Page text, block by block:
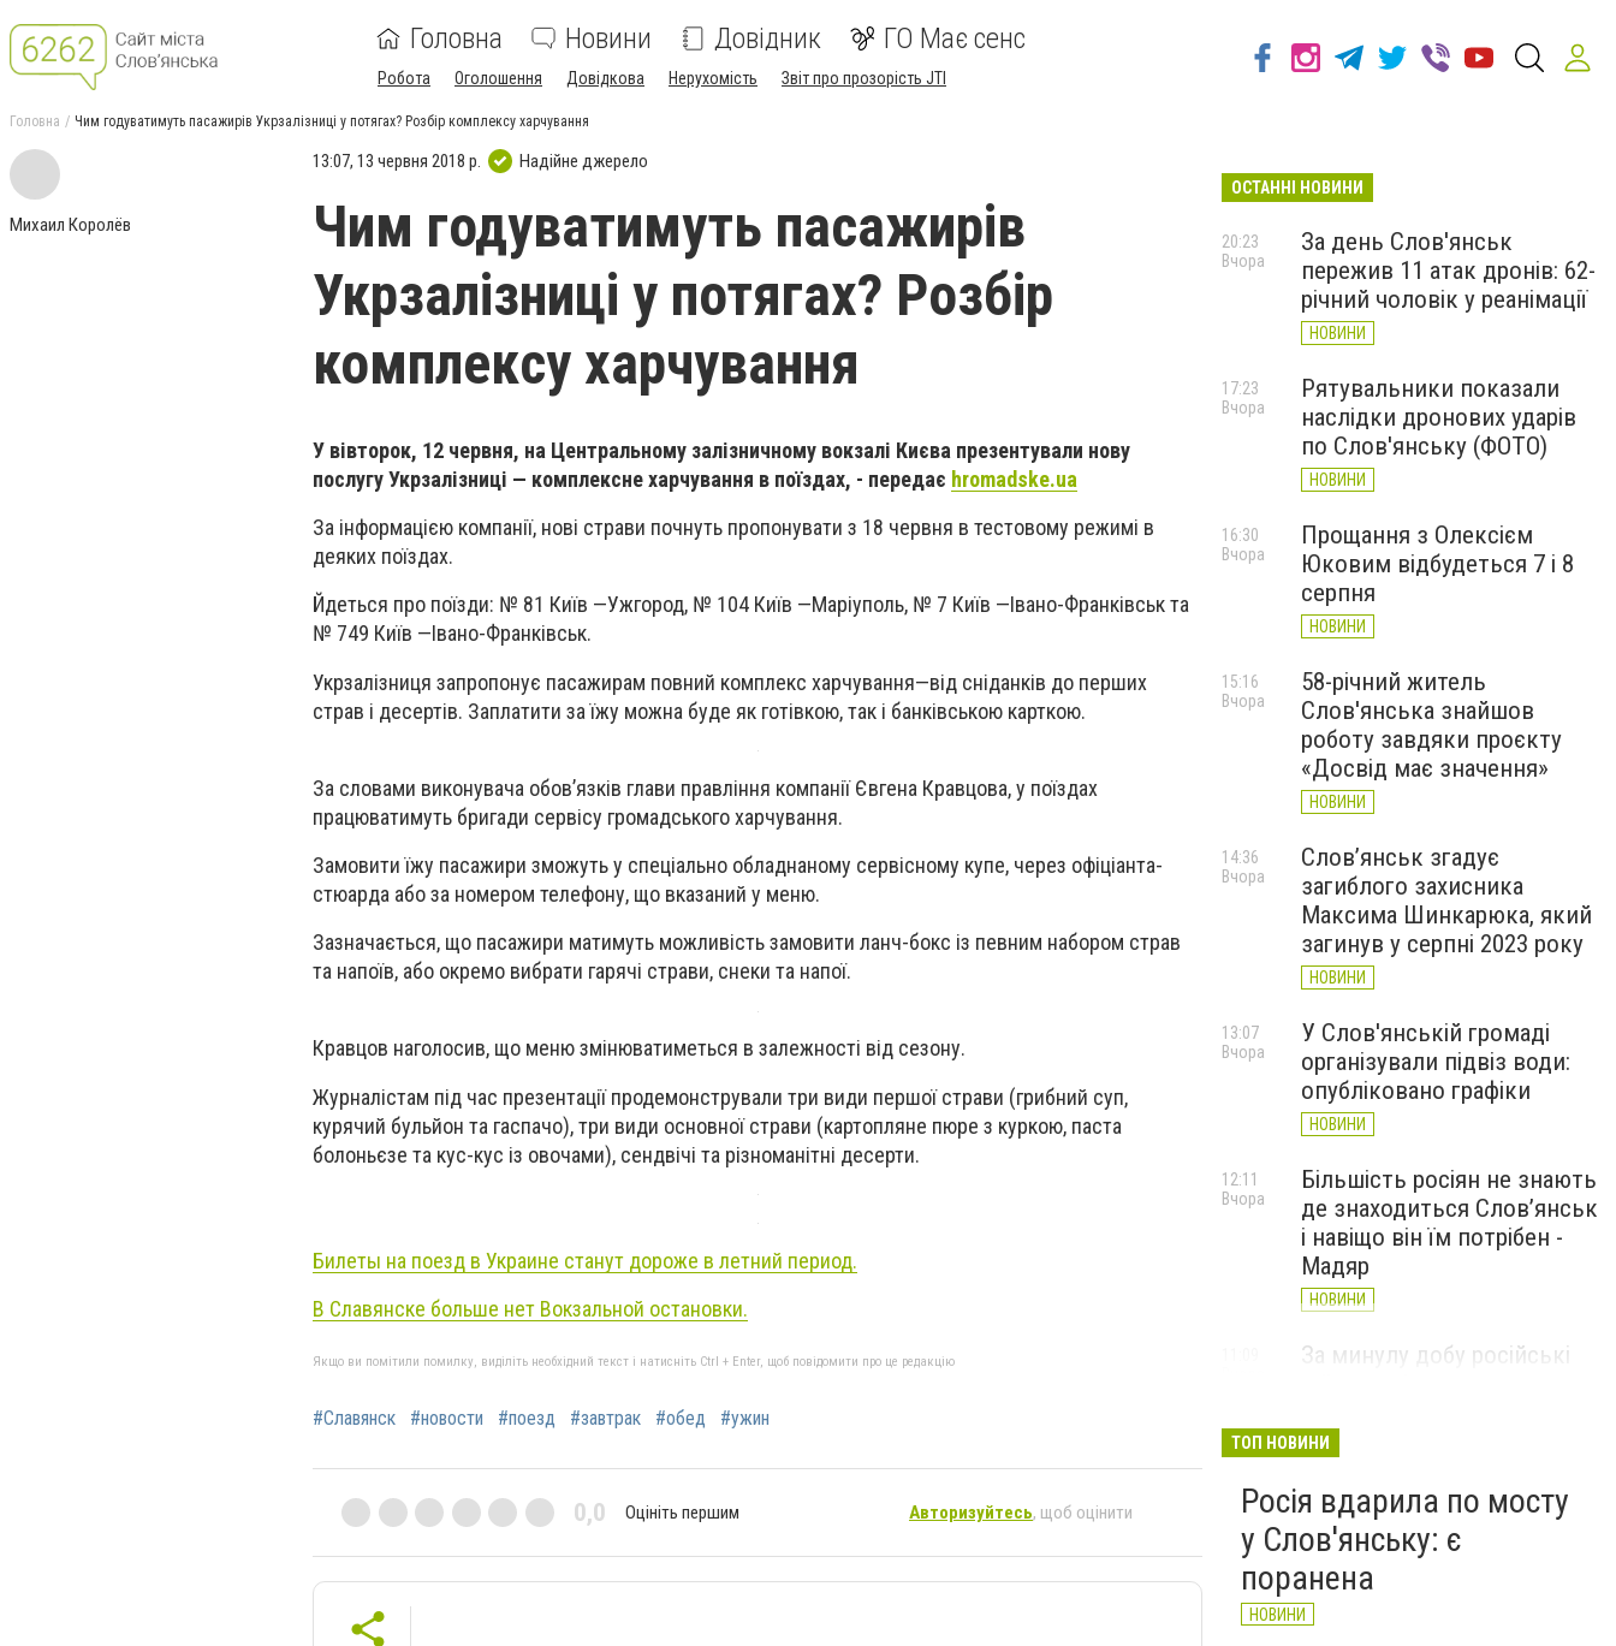
Головна Новини Довідник ГО Має сенс
Робота Оголошення Довідкова Нерухомість Звіт про прозорість JTI
Головна Чим годуватимуть пасажирів Укрзалізниці у потягах? Розбір комплексу харчування
Михаил Королёв
13:07, 13 червня 2018 р. Надійне джерело
Чим годуватимуть пасажирів
Укрзалізниці у потягах? Розбір
комплексу харчування
У вівторок, 12 червня, на Центральному залізничному вокзалі Києва презентували нову
послугу Укрзалізниці — комплексне харчування в поїздах, - передає hromadske.ua
За інформацією компанії, нові страви почнуть пропонувати з 18 червня в тестовому режимі в
деяких поїздах.
Йдеться про поїзди: № 81 Київ —Ужгород, № 104 Київ —Маріуполь, № 7 Київ —Івано-Франківськ та
№ 749 Київ —Івано-Франківськ.
Укрзалізниця запропонує пасажирам повний комплекс харчування—від сніданків до перших
страв і десертів. Заплатити за їжу можна буде як готівкою, так і банківською карткою.
За словами виконувача обов’язків глави правління компанії Євгена Кравцова, у поїздах
працюватимуть бригади сервісу громадського харчування.
Замовити їжу пасажири зможуть у спеціально обладнаному сервісному купе, через офіціанта-
стюарда або за номером телефону, що вказаний у меню.
Зазначається, що пасажири матимуть можливість замовити ланч-бокс із певним набором страв
та напоїв, або окремо вибрати гарячі страви, снеки та напої.
Кравцов наголосив, що меню змінюватиметься в залежності від сезону.
Журналістам під час презентації продемонстрували три види першої страви (грибний суп,
курячий бульйон та гаспачо), три види основної страви (картопляне пюре з куркою, паста
болоньєзе та кус-кус із овочами), сендвічі та різноманітні десерти.
Билеты на поезд в Украине станут дороже в летний период.
В Славянске больше нет Вокзальной остановки.
Якщо ви помітили помилку, виділіть необхідний текст і натисніть Ctrl + Enter, щоб повідомити про це редакцію
#Славянск #новости #поезд #завтрак #обед #ужин
0,0 Оцініть першим Авторизуйтесь, щоб оцінити
ОСТАННІ НОВИНИ
За день Слов'янськ
пережив 11 атак дронів: 62-
річний чоловік у реанімації
НОВИНИ
20:23
Вчора
Рятувальники показали
наслідки дронових ударів
по Слов'янську (ФОТО)
НОВИНИ
17:23
Вчора
Прощання з Олексієм
Юковим відбудеться 7 і 8
серпня
НОВИНИ
16:30
Вчора
58-річний житель
Слов'янська знайшов
роботу завдяки проєкту
«Досвід має значення»
НОВИНИ
15:16
Вчора
Слов’янськ згадує
загиблого захисника
Максима Шинкарюка, який
загинув у серпні 2023 року
НОВИНИ
14:36
Вчора
У Слов'янській громаді
організували підвіз води:
опубліковано графіки
НОВИНИ
13:07
Вчора
Більшість росіян не знають
де знаходиться Слов’янськ
і навіщо він їм потрібен -
Мадяр
НОВИНИ
12:11
Вчора
За минулу добу російські
великої війни: 6 серпня
ТОП НОВИНИ
Росія вдарила по мосту
у Слов'янську: є
поранена
НОВИНИ